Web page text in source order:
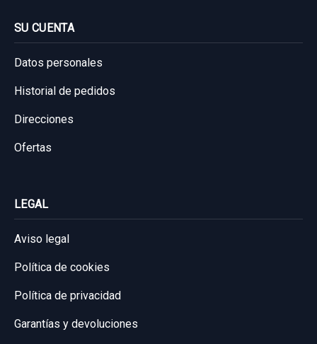
Consultar por whatsapp
SU CUENTA
Datos personales
Historial de pedidos
Direcciones
Ofertas
LEGAL
Aviso legal
Política de cookies
Política de privacidad
Garantías y devoluciones